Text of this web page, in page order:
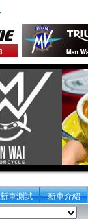
新車測試 新車介紹